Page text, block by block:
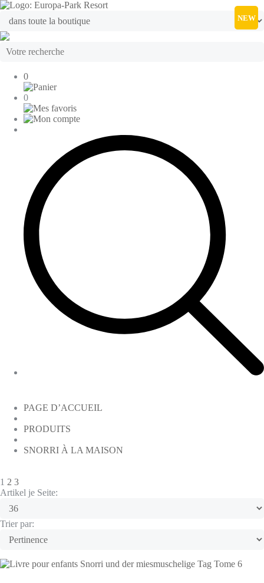
0
0
PAGE D’ACCUEIL
PRODUITS
SNORRI À LA MAISON
1 2 3
Artikel je Seite:
Trier par:
NEW